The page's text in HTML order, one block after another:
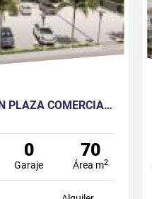
ALQUILER DE LOCAL EN PLAZA COMERCIAL SECTOR LA JOYA - DAULE
0
Garaje
70
Área m2